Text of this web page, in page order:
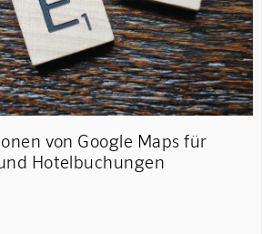
von Google Maps für
Hotelbuchungen